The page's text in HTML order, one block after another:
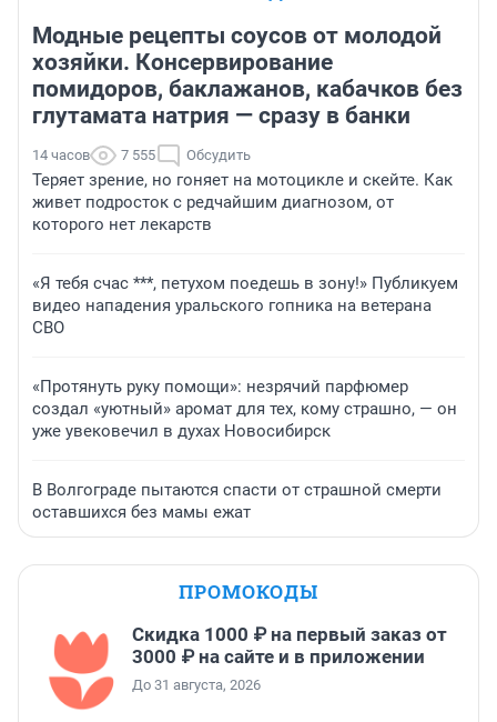
Модные рецепты соусов от молодой
хозяйки. Консервирование
помидоров, баклажанов, кабачков без
глутамата натрия — сразу в банки
14 часов 7 555 Обсудить
Теряет зрение, но гоняет на мотоцикле и скейте. Как
живет подросток с редчайшим диагнозом, от
которого нет лекарств
«Я тебя счас ***, петухом поедешь в зону!» Публикуем
видео нападения уральского гопника на ветерана
СВО
«Протянуть руку помощи»: незрячий парфюмер
создал «уютный» аромат для тех, кому страшно, — он
уже увековечил в духах Новосибирск
В Волгограде пытаются спасти от страшной смерти
оставшихся без мамы ежат
ПРОМОКОДЫ
Скидка 1000 ₽ на первый заказ от
3000 ₽ на сайте и в приложении
До 31 августа, 2026